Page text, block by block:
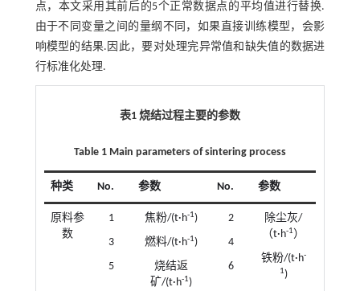
点，本文采用其前后的5个正常数据点的平均值进行替换.
由于不同变量之间的量纲不同，如果直接训练模型，会影
响模型的结果.因此，要对处理完异常值和缺失值的数据进
行标准化处理.
表1 烧结过程主要的参数
Table 1 Main parameters of sintering process
种类 No. 参数 No. 参数
原料参
数
1
3
5
焦粉/(t·h-1)
燃料/(t·h-1)
烧结返
矿/(t·h-1)
2
4
6
除尘灰/
（t·h-1）
铁粉/(t·h-
1)